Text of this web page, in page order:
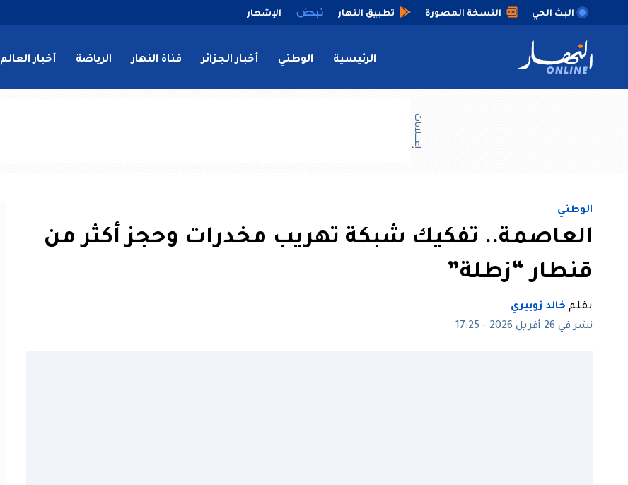
البث الحي النسخة المصورة تطبيق النهار الإشهار
الرئيسية الوطني أخبار الجزائر قناة النهار الرياضة أخبار العالم
إعــــلانات
الوطني
العاصمة.. تفكيك شبكة تهريب مخدرات وحجز أكثر من
قنطار “زطلة”
بقلم خالد زوبيري
نشر في 26 أفريل 2026 - 17:25